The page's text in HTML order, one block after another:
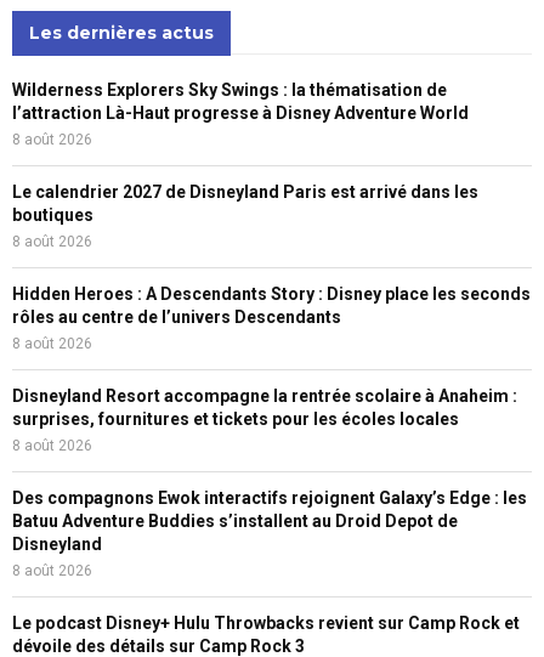
Les dernières actus
Wilderness Explorers Sky Swings : la thématisation de
l’attraction Là-Haut progresse à Disney Adventure World
8 août 2026
Le calendrier 2027 de Disneyland Paris est arrivé dans les
boutiques
8 août 2026
Hidden Heroes : A Descendants Story : Disney place les seconds
rôles au centre de l’univers Descendants
8 août 2026
Disneyland Resort accompagne la rentrée scolaire à Anaheim :
surprises, fournitures et tickets pour les écoles locales
8 août 2026
Des compagnons Ewok interactifs rejoignent Galaxy’s Edge : les
Batuu Adventure Buddies s’installent au Droid Depot de
Disneyland
8 août 2026
Le podcast Disney+ Hulu Throwbacks revient sur Camp Rock et
dévoile des détails sur Camp Rock 3